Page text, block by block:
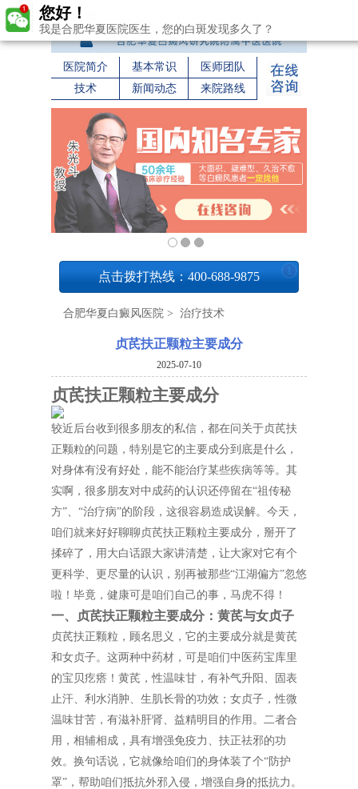
医院简介 基本常识
医师团队
技术
新闻动态 来院路线
点击拨打热线：400-688-9875
合肥华夏白癜风医院 > 治疗技术
贞芪扶正颗粒主要成分
2025-07-10
贞芪扶正颗粒主要成分
较近后台收到很多朋友的私信，都在问关于贞芪扶
正颗粒的问题，特别是它的主要成分到底是什么，
对身体有没有好处，能不能治疗某些疾病等等。其
实啊，很多朋友对中成药的认识还停留在“祖传秘
方”、“治疗病”的阶段，这很容易造成误解。今天，
咱们就来好好聊聊贞芪扶正颗粒主要成分，掰开了
揉碎了，用大白话跟大家讲清楚，让大家对它有个
更科学、更尽量的认识，别再被那些“江湖偏方”忽悠
啦！毕竟，健康可是咱们自己的事，马虎不得！
一、贞芪扶正颗粒主要成分：黄芪与女贞子
贞芪扶正颗粒，顾名思义，它的主要成分就是黄芪
和女贞子。这两种中药材，可是咱们中医药宝库里
的宝贝疙瘩！黄芪，性温味甘，有补气升阳、固表
止汗、利水消肿、生肌长骨的功效；女贞子，性微
温味甘苦，有滋补肝肾、益精明目的作用。二者合
用，相辅相成，具有增强免疫力、扶正祛邪的功
效。换句话说，它就像给咱们的身体装了个“防护
罩”，帮助咱们抵抗外邪入侵，增强自身的抵抗力。
您好！
我是合肥华夏医院医生，您的白斑发现多久了？